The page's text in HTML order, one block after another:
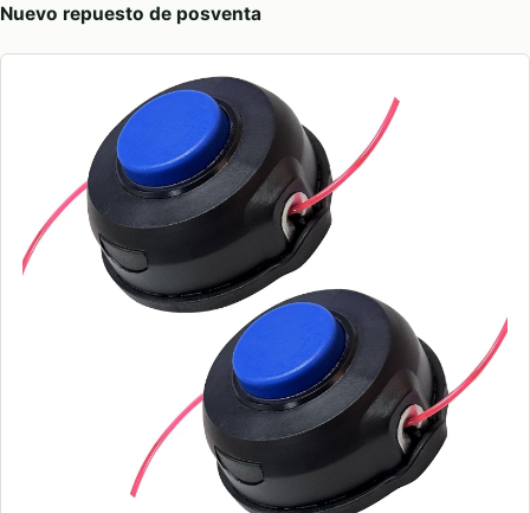
Nuevo repuesto de posventa